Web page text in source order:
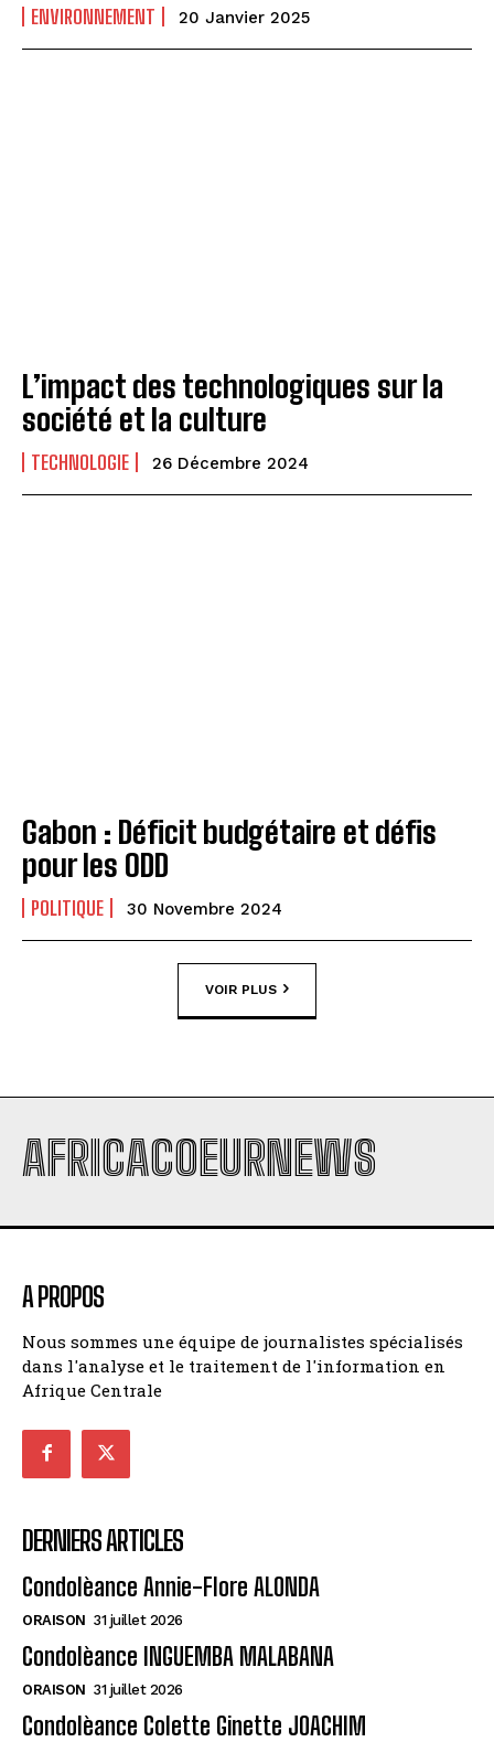
ENVIRONNEMENT 20 Janvier 2025
L’impact des technologiques sur la
société et la culture
TECHNOLOGIE 26 Décembre 2024
Gabon : Déficit budgétaire et défis
pour les ODD
POLITIQUE 30 Novembre 2024
VOIR PLUS
AFRICACOEURNEWS
A PROPOS
Nous sommes une équipe de journalistes spécialisés
dans l'analyse et le traitement de l'information en
Afrique Centrale
DERNIERS ARTICLES
Condolèance Annie-Flore ALONDA
ORAISON 31 juillet 2026
Condolèance INGUEMBA MALABANA
ORAISON 31 juillet 2026
Condolèance Colette Ginette JOACHIM